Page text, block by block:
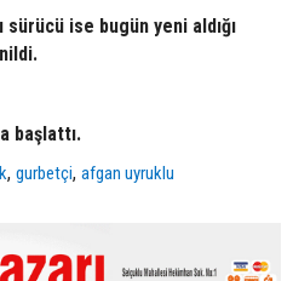
ise bugün yeni aldığı
başlattı.
,gurbetçi,afgan uyruklu